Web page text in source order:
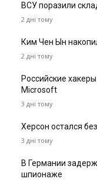
ВСУ поразили
2 дні тому
Ким Чен Ын
2 дні тому
Российские
Microsoft
3 дні тому
Херсон остался
3 дні тому
В Германии
шпионаже